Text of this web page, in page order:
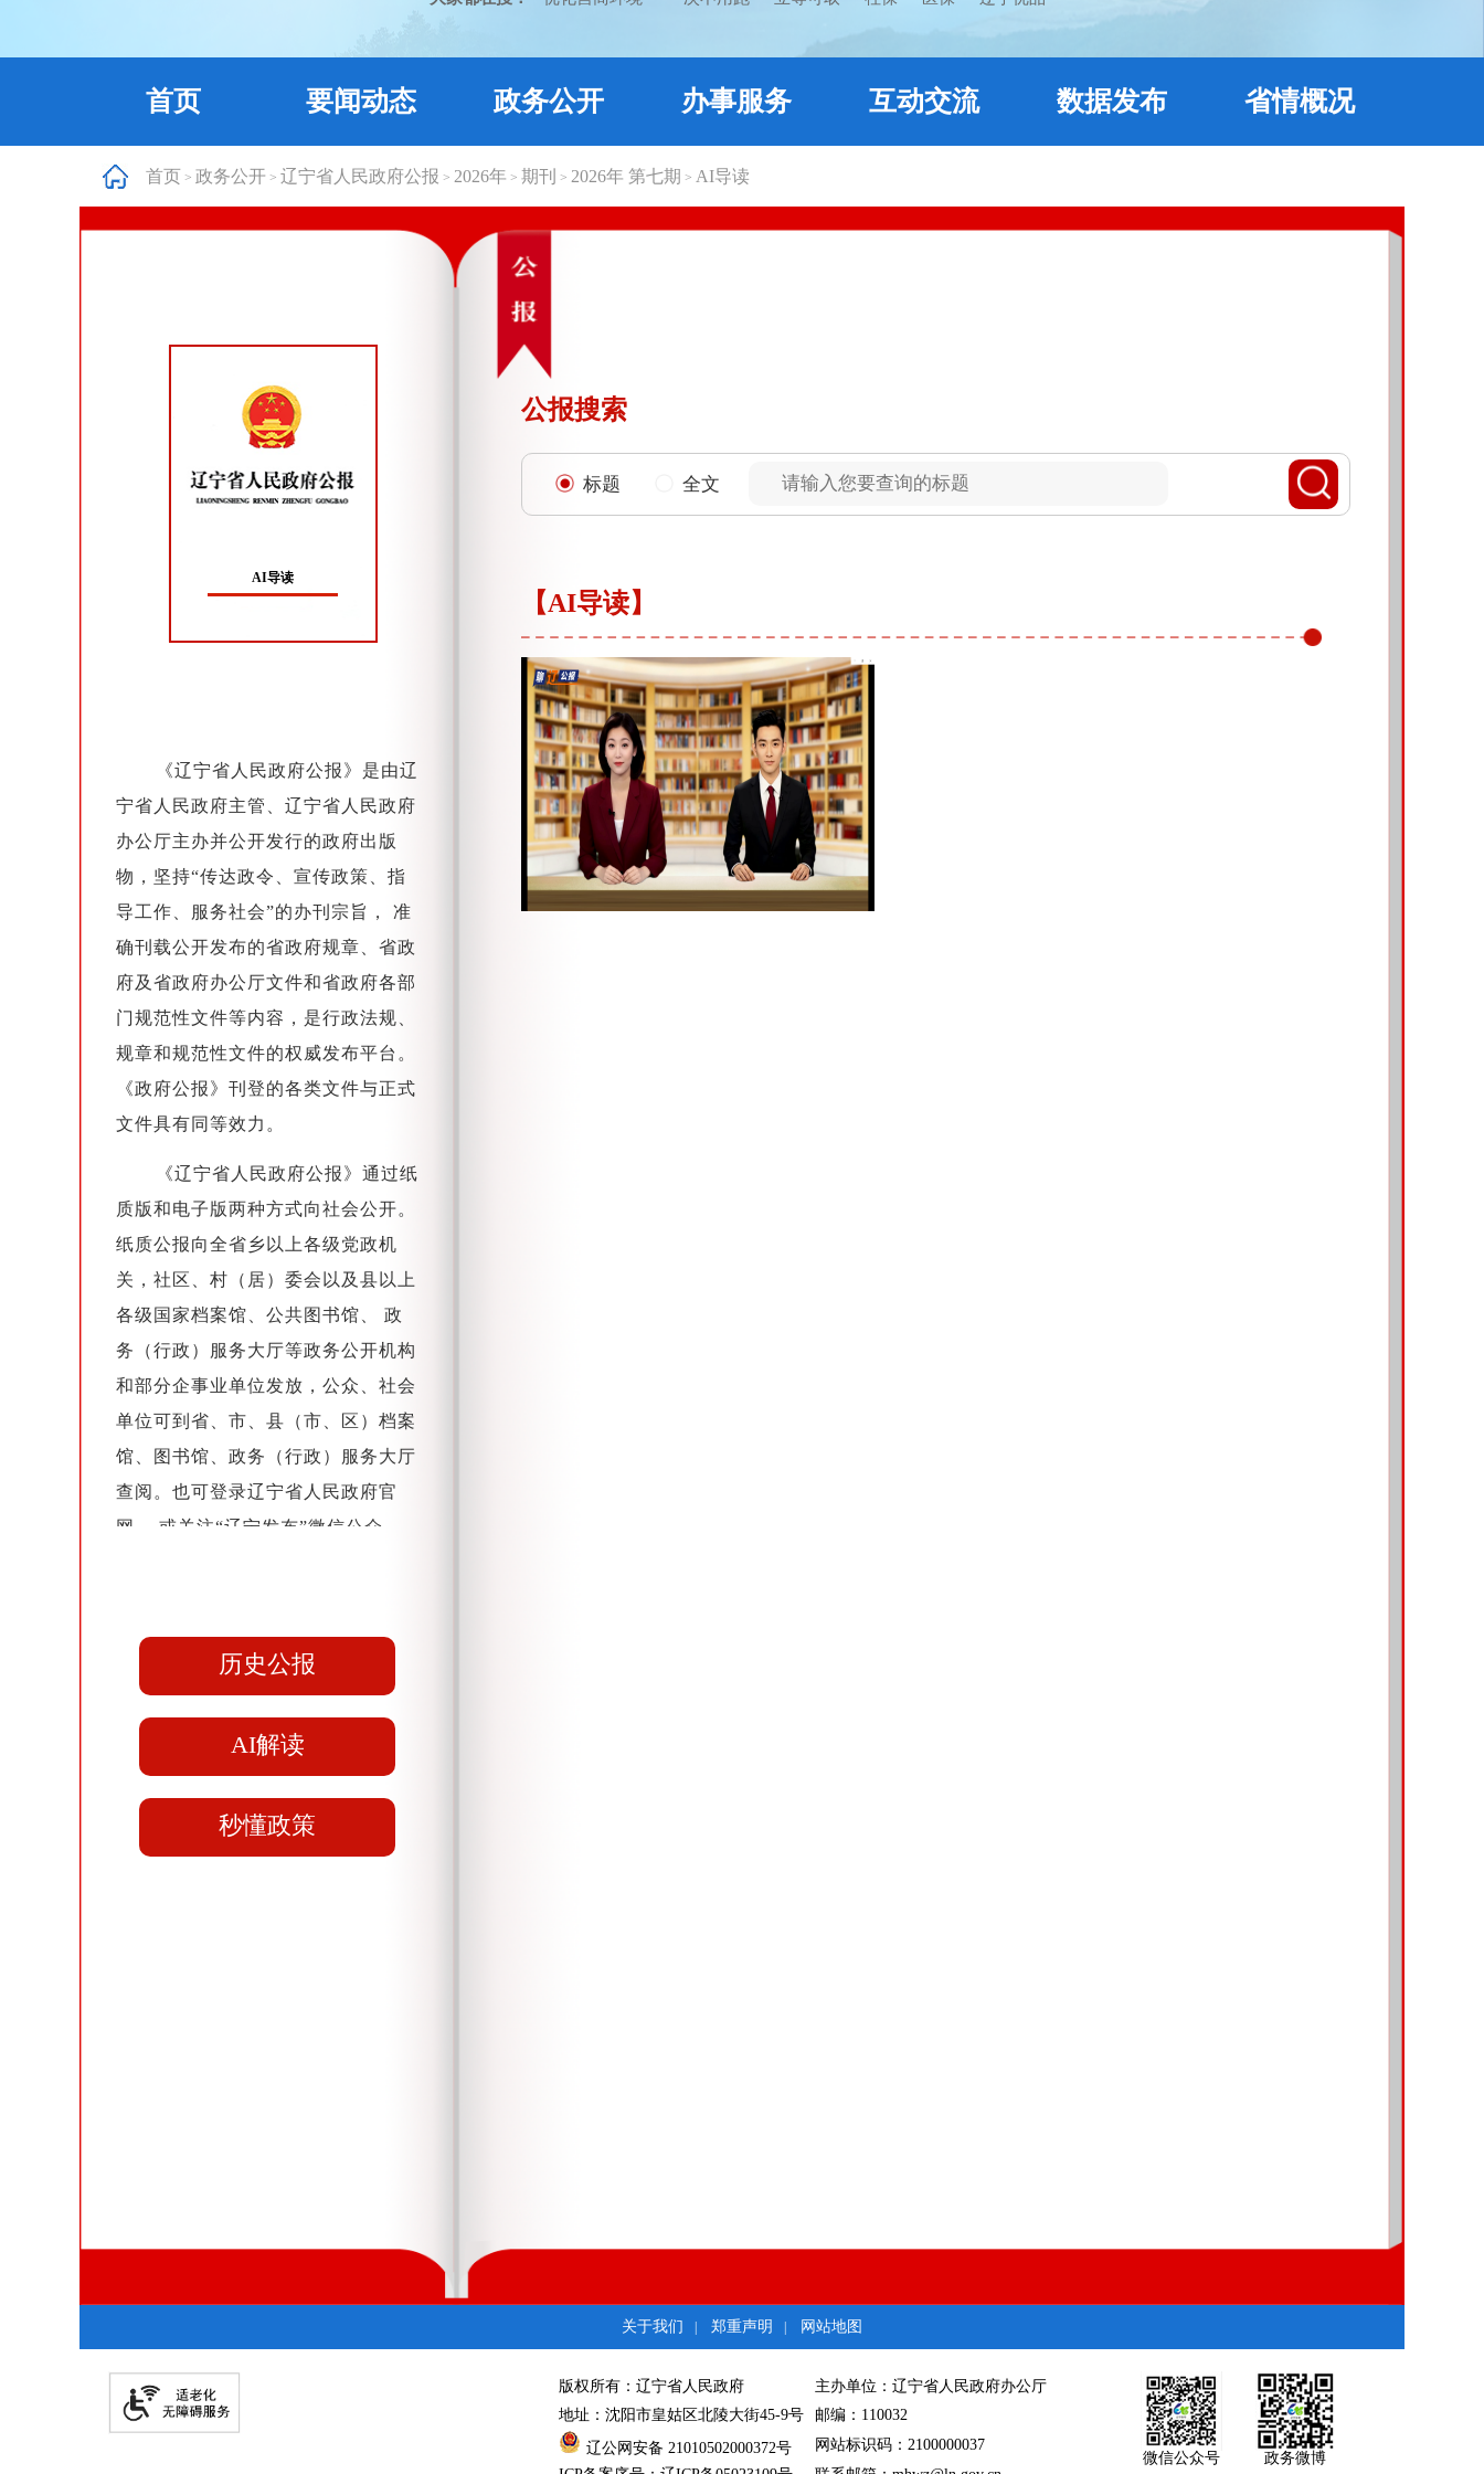
首页 要闻动态 政务公开 办事服务 互动交流 数据发布 省情概况
首页 > 政务公开 > 辽宁省人民政府公报 > 2026年 > 期刊 > 2026年 第七期 > AI导读
AI导读
《辽宁省人民政府公报》是由辽
宁省人民政府主管、辽宁省人民政府
办公厅主办并公开发行的政府出版
物，坚持“传达政令、宣传政策、指
导工作、服务社会”的办刊宗旨， 准
确刊载公开发布的省政府规章、省政
府及省政府办公厅文件和省政府各部
门规范性文件等内容，是行政法规、
规章和规范性文件的权威发布平台。
《政府公报》刊登的各类文件与正式
文件具有同等效力。
《辽宁省人民政府公报》通过纸
质版和电子版两种方式向社会公开。
纸质公报向全省乡以上各级党政机
关，社区、村（居）委会以及县以上
各级国家档案馆、公共图书馆、 政
务（行政）服务大厅等政务公开机构
和部分企事业单位发放，公众、社会
单位可到省、市、县（市、区）档案
馆、图书馆、政务（行政）服务大厅
查阅。也可登录辽宁省人民政府官
网， 或关注“辽宁发布”微信公众
历史公报
AI解读
秒懂政策
公报搜索
标题 全文
【AI导读】
关于我们 郑重声明 网站地图
版权所有：辽宁省人民政府
主办单位：辽宁省人民政府办公厅
地址：沈阳市皇姑区北陵大街45-9号
邮编：110032
辽公网安备 21010502000372号
网站标识码：2100000037
微信公众号 政务微博